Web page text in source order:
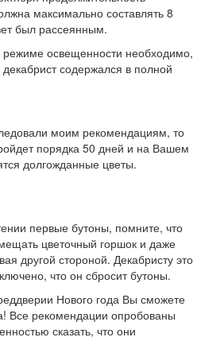
максимально составлять 8
был рассеянным.
освещенности необходимо,
содержался в полной
моим рекомендациям, то
порядка 50 дней и на Вашем
долгожданные цветы.
первые бутоны, помните, что
цветочный горшок и даже
другой стороной. Декабристу это
что он сбросит бутоны.
Нового года Вы сможете
Все рекомендации опробованы
сказать, что они